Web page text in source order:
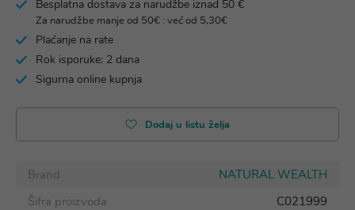
Besplatna dostava za narudžbe iznad 50 €
Za narudžbe manje od 50€ : već od 5,30€
Plaćanje na rate
Rok isporuke: 2 dana
Sigurna online kupnja
Dodaj u listu želja
Brand
NATURAL WEALTH
Šifra proizvoda
C021999